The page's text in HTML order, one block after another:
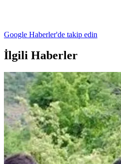
Google Haberler'de takip edin
İlgili Haberler